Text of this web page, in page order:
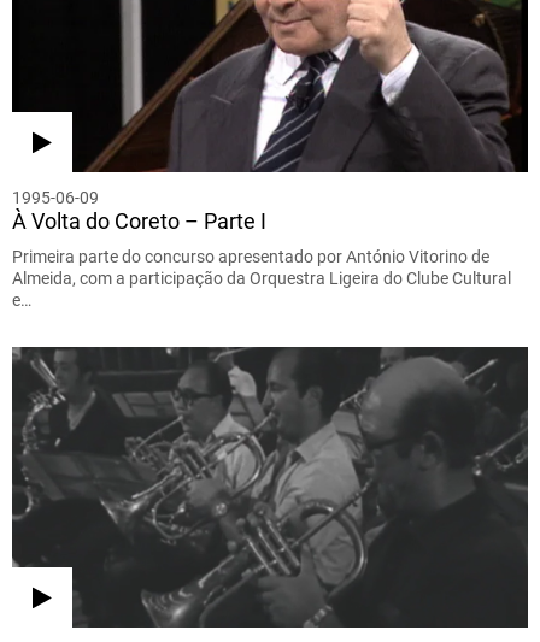
1995-06-09
À Volta do Coreto – Parte I
Primeira parte do concurso apresentado por António Vitorino de
Almeida, com a participação da Orquestra Ligeira do Clube Cultural
e…